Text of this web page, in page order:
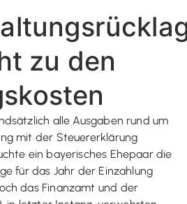
zu den
alle Ausgaben rund um
mit der Steuererklärung
ein bayerisches Ehepaar die
für das Jahr der Einzahlung
das Finanzamt und der